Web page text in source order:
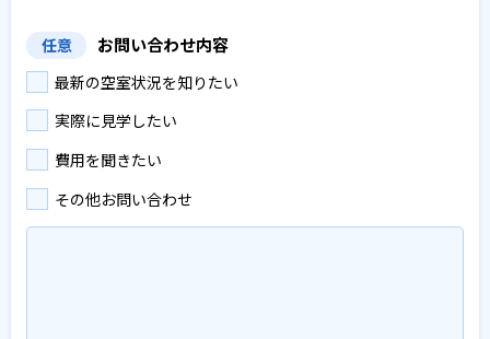
任意 お問い合わせ内容
最新の空室状況を知りたい
実際に見学したい
費用を聞きたい
その他お問い合わせ